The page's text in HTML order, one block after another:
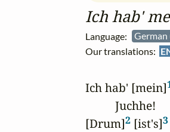
Ich hab'
Language:
German
Our translations:
Ich hab' [mein]
          Juchhe!
[Drum]2 [ist's]3